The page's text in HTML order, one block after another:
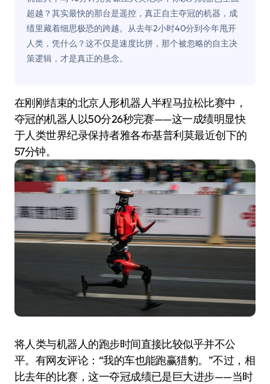
超越？其实最快的那台是遥控，真正自主夺冠的机器，成
绩里藏着细思极恐的跨越。从去年2小时40分到今年甩开
人类，凭什么？这不仅是速度比拼，那个被忽略的自主决
策逻辑，才是真正的悬念。
在刚刚结束的北京人形机器人半程马拉松比赛中，
夺冠的机器人以50分26秒完赛——这一成绩明显快
于人类世界纪录保持者雅各布·基普利莫最近创下的
57分钟。
将人类与机器人的跑步时间直接比较似乎并不公
平。有网友评论：“我的车也能跑赢猎豹。”不过，相
比去年的比赛，这一夺冠成绩已是巨大进步——当时